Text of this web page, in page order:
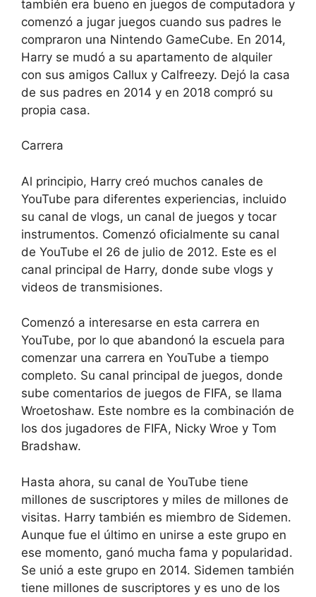
también era bueno en juegos de computadora y
comenzó a jugar juegos cuando sus padres le
compraron una Nintendo GameCube. En 2014,
Harry se mudó a su apartamento de alquiler
con sus amigos Callux y Calfreezy. Dejó la casa
de sus padres en 2014 y en 2018 compró su
propia casa.
Carrera
Al principio, Harry creó muchos canales de
YouTube para diferentes experiencias, incluido
su canal de vlogs, un canal de juegos y tocar
instrumentos. Comenzó oficialmente su canal
de YouTube el 26 de julio de 2012. Este es el
canal principal de Harry, donde sube vlogs y
videos de transmisiones.
Comenzó a interesarse en esta carrera en
YouTube, por lo que abandonó la escuela para
comenzar una carrera en YouTube a tiempo
completo. Su canal principal de juegos, donde
sube comentarios de juegos de FIFA, se llama
Wroetoshaw. Este nombre es la combinación de
los dos jugadores de FIFA, Nicky Wroe y Tom
Bradshaw.
Hasta ahora, su canal de YouTube tiene
millones de suscriptores y miles de millones de
visitas. Harry también es miembro de Sidemen.
Aunque fue el último en unirse a este grupo en
ese momento, ganó mucha fama y popularidad.
Se unió a este grupo en 2014. Sidemen también
tiene millones de suscriptores y es uno de los